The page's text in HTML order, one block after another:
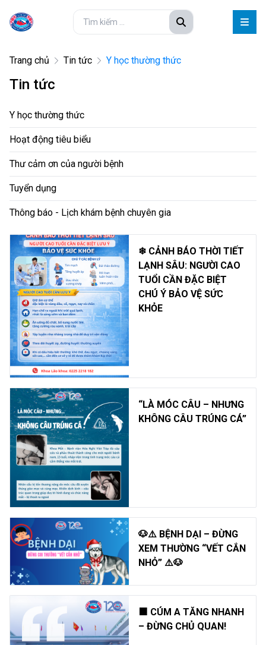
Trang chủ Tin tức Y học thường thức
Tin tức
Y học thường thức
Hoạt động tiêu biểu
Thư cảm ơn của người bệnh
Tuyển dụng
Thông báo - Lịch khám bệnh chuyên gia
❄ CẢNH BÁO THỜI TIẾT
LẠNH SÂU: NGƯỜI CAO
TUỔI CẦN ĐẶC BIỆT
CHÚ Ý BẢO VỆ SỨC
KHỎE
“LÀ MÓC CÂU – NHƯNG
KHÔNG CÂU TRÚNG CÁ”
🐶⚠️ BỆNH DẠI – ĐỪNG
XEM THƯỜNG “VẾT CẮN
NHỎ” ⚠️🐶
🟧 CÚM A TĂNG NHANH
– ĐỪNG CHỦ QUAN!